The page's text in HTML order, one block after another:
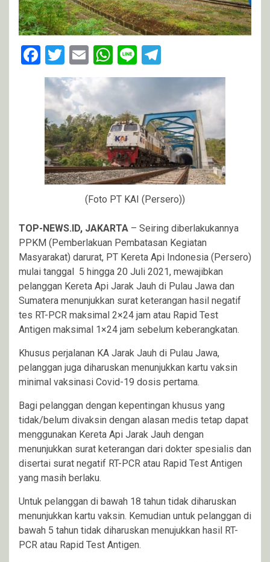
Facebook
Twitter
EmailWhatsApp
Line
(Foto PT KAI (Persero))
TOP-NEWS.ID, JAKARTA – Seiring diberlakukannya
PPKM (Pemberlakuan Pembatasan Kegiatan
Masyarakat) darurat, PT Kereta Api Indonesia (Persero)
mulai tanggal 5 hingga 20 Juli 2021, mewajibkan
pelanggan Kereta Api Jarak Jauh di Pulau Jawa dan
Sumatera menunjukkan surat keterangan hasil negatif
tes RT-PCR maksimal 2×24 jam atau Rapid Test
Antigen maksimal 1×24 jam sebelum keberangkatan.
Khusus perjalanan KA Jarak Jauh di Pulau Jawa,
pelanggan juga diharuskan menunjukkan kartu vaksin
minimal vaksinasi Covid-19 dosis pertama.
Bagi pelanggan dengan kepentingan khusus yang
tidak/belum divaksin dengan alasan medis tetap dapat
menggunakan Kereta Api Jarak Jauh dengan
menunjukkan surat keterangan dari dokter spesialis dan
disertai surat negatif RT-PCR atau Rapid Test Antigen
yang masih berlaku.
Untuk pelanggan di bawah 18 tahun tidak diharuskan
menunjukkan kartu vaksin. Kemudian untuk pelanggan di
bawah 5 tahun tidak diharuskan menujukkan hasil RT-
PCR atau Rapid Test Antigen.